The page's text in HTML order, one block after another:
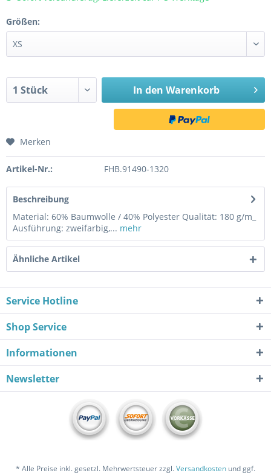
Größen:
In den Warenkorb
Merken
Artikel-Nr.: FHB.91490-1320
Beschreibung
Material: 60% Baumwolle / 40% Polyester Qualität: 180 g/m_
Ausführung: zweifarbig,... mehr
Ähnliche Artikel
Service Hotline
Shop Service
Informationen
Newsletter
* Alle Preise inkl. gesetzl. Mehrwertsteuer zzgl.Versandkosten und ggf.